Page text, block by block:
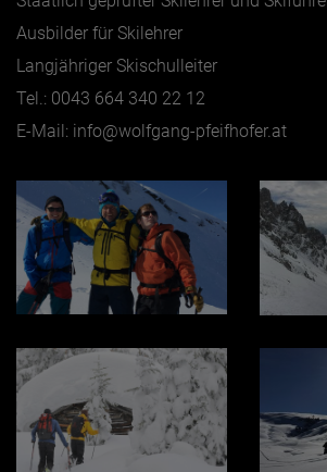
Ausbilder für Skilehrer
Langjähriger Skischulleiter
Tel.: 0043 664 340 22 12
E-Mail: info@wolfgang-pfeifhofer.at